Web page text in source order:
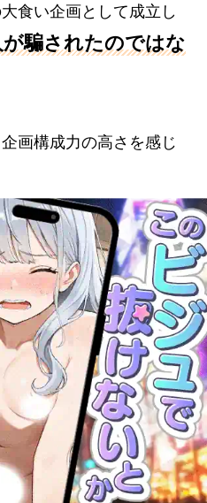
食い企画として成立し
騙されたのではな
画構成力の高さを感じ